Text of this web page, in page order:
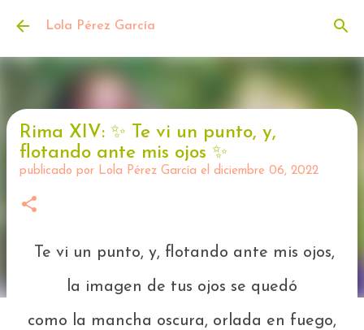
Ir al contenido principal
Lola Pérez García
Rima XIV: ✨️ Te vi un punto, y,
flotando ante mis ojos ✨️
publicado por Lola Pérez García el diciembre 06, 2022
Te vi un punto, y, flotando ante mis ojos,
la imagen de tus ojos se quedó
como la mancha oscura, orlada en fuego,